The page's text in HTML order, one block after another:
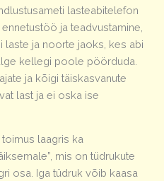
lasteabitelefon
ja teadvustamine,
ja noorte jaoks, kes abi
kellegi poole pöörduda.
ja kõigi täiskasvanute
last ja ei oska ise
laagris ka
mis on tüdrukute
osa. Iga tüdruk võib kaasa